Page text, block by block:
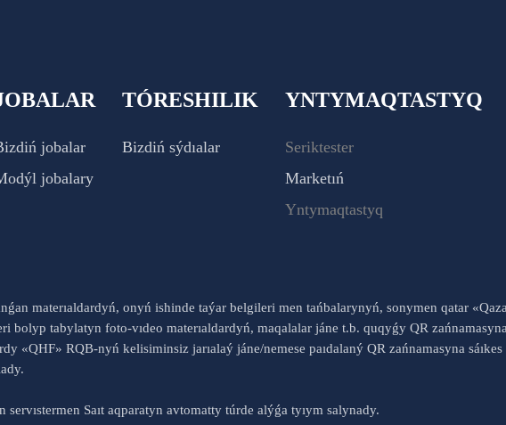
jobalar
jobalary
TÓRESHILIK
Bizdiń sýdıalar
YNTYMAQTASTYQ
Seriktester
Marketıń
Yntymaqtastyq
materıaldardyń, onyń ishinde taýar belgileri men tańbalarynyń, sonymen qatar
bolyp tabylatyn foto-vıdeo materıaldardyń, maqalalar jáne t.b. quqyǵy QR
«QHF» RQB-nyń kelisiminsiz jarıalaý jáne/nemese paıdalaný QR zańnamasyna
Saıt aqparatyn avtomatty túrde alýǵa tyıym salynady.